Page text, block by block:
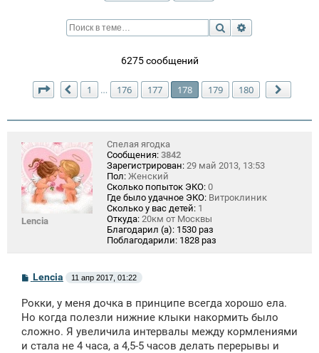
Поиск
6275 сообщений
Страница 178 из180
Пред.
1 … 176 177 178 179 180
Lencia
Спелая ягодка
Сообщения: 3842
Зарегистрирован: 29 май 2013, 13:53
Пол: Женский
Сколько попыток ЭКО: 0
Где было удачное ЭКО: Витроклиник
Сколько у вас детей: 1
Откуда: 20км от Москвы
Благодарил (а): 1530 раз
Поблагодарили: 1828 раз
С
б
щ
н
и
Lencia 11 апр 2017, 01:22
Рокки, у меня дочка в принципе всегда хорошо ела.
Но когда полезли нижние клыки накормить было
сложно. Я увеличила интервалы между кормлениями
и стала не 4 часа, а 4,5-5 часов делать перерывы и